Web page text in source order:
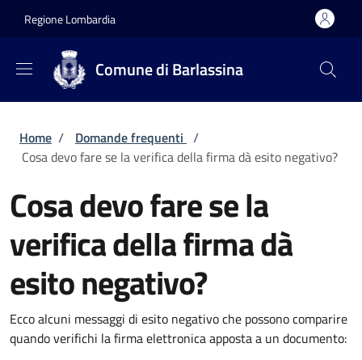
Regione Lombardia
Comune di Barlassina
Briciole di pane
Home / Domande frequenti /
Cosa devo fare se la verifica della firma dà esito negativo?
Cosa devo fare se la
verifica della firma dà
esito negativo?
Ecco alcuni messaggi di esito negativo che possono comparire
quando verifichi la firma elettronica apposta a un documento: